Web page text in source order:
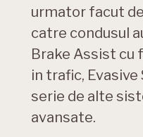
urmator facut
catre condusul
Brake Assist cu
in trafic,
serie de alte
avansate.